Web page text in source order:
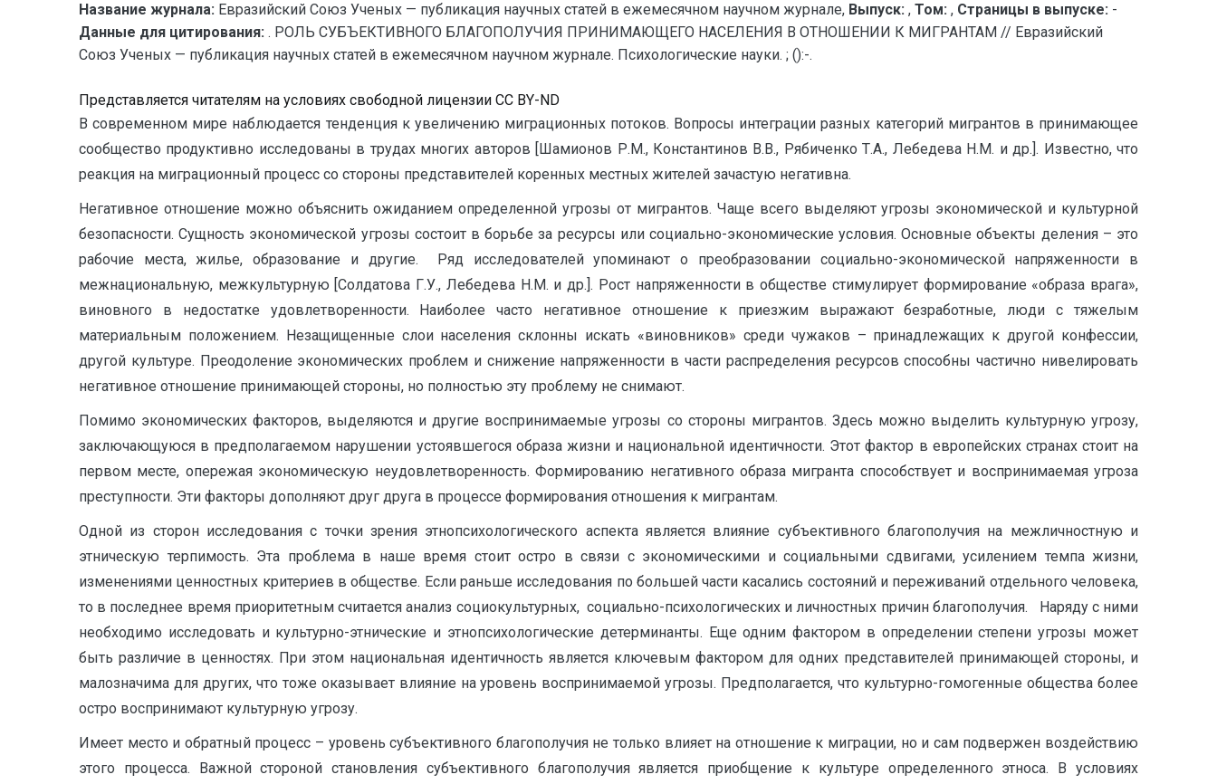
Название журнала: Евразийский Союз Ученых — публикация научных статей в ежемесячном научном журнале, Выпуск: , Том: , Страницы в выпуске: -
Данные для цитирования: . РОЛЬ СУБЪЕКТИВНОГО БЛАГОПОЛУЧИЯ ПРИНИМАЮЩЕГО НАСЕЛЕНИЯ В ОТНОШЕНИИ К МИГРАНТАМ // Евразийский
Союз Ученых — публикация научных статей в ежемесячном научном журнале. Психологические науки. ; ():-.
Представляется читателям на условиях свободной лицензии CC BY-ND
В современном мире наблюдается тенденция к увеличению миграционных потоков. Вопросы интеграции разных категорий мигрантов в принимающее
сообщество продуктивно исследованы в трудах многих авторов [Шамионов Р.М., Константинов В.В., Рябиченко Т.А., Лебедева Н.М. и др.]. Известно, что
реакция на миграционный процесс со стороны представителей коренных местных жителей зачастую негативна.
Негативное отношение можно объяснить ожиданием определенной угрозы от мигрантов. Чаще всего выделяют угрозы экономической и культурной
безопасности. Сущность экономической угрозы состоит в борьбе за ресурсы или социально-экономические условия. Основные объекты деления – это
рабочие места, жилье, образование и другие. Ряд исследователей упоминают о преобразовании социально-экономической напряженности в
межнациональную, межкультурную [Солдатова Г.У., Лебедева Н.М. и др.]. Рост напряженности в обществе стимулирует формирование «образа врага»,
виновного в недостатке удовлетворенности. Наиболее часто негативное отношение к приезжим выражают безработные, люди с тяжелым
материальным положением. Незащищенные слои населения склонны искать «виновников» среди чужаков – принадлежащих к другой конфессии,
другой культуре. Преодоление экономических проблем и снижение напряженности в части распределения ресурсов способны частично нивелировать
негативное отношение принимающей стороны, но полностью эту проблему не снимают.
Помимо экономических факторов, выделяются и другие воспринимаемые угрозы со стороны мигрантов. Здесь можно выделить культурную угрозу,
заключающуюся в предполагаемом нарушении устоявшегося образа жизни и национальной идентичности. Этот фактор в европейских странах стоит на
первом месте, опережая экономическую неудовлетворенность. Формированию негативного образа мигранта способствует и воспринимаемая угроза
преступности. Эти факторы дополняют друг друга в процессе формирования отношения к мигрантам.
Одной из сторон исследования с точки зрения этнопсихологического аспекта является влияние субъективного благополучия на межличностную и
этническую терпимость. Эта проблема в наше время стоит остро в связи с экономическими и социальными сдвигами, усилением темпа жизни,
изменениями ценностных критериев в обществе. Если раньше исследования по большей части касались состояний и переживаний отдельного человека,
то в последнее время приоритетным считается анализ социокультурных, социально-психологических и личностных причин благополучия. Наряду с ними
необходимо исследовать и культурно-этнические и этнопсихологические детерминанты. Еще одним фактором в определении степени угрозы может
быть различие в ценностях. При этом национальная идентичность является ключевым фактором для одних представителей принимающей стороны, и
малозначима для других, что тоже оказывает влияние на уровень воспринимаемой угрозы. Предполагается, что культурно-гомогенные общества более
остро воспринимают культурную угрозу.
Имеет место и обратный процесс – уровень субъективного благополучия не только влияет на отношение к миграции, но и сам подвержен воздействию
этого процесса. Важной стороной становления субъективного благополучия является приобщение к культуре определенного этноса. В условиях